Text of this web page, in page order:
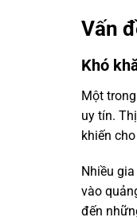
Vấn
Khó
Một
uy tín.
khiến
Nhiều
vào
đến